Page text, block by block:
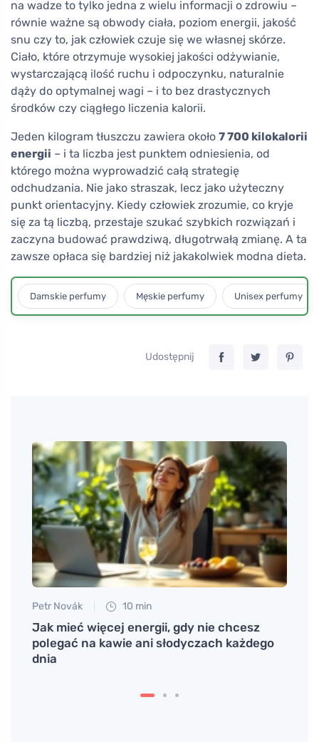
na wadze to tylko jedna z wielu informacji o zdrowiu –
równie ważne są obwody ciała, poziom energii, jakość
snu czy to, jak człowiek czuje się we własnej skórze.
Ciało, które otrzymuje wysokiej jakości odżywianie,
wystarczającą ilość ruchu i odpoczynku, naturalnie
dąży do optymalnej wagi – i to bez drastycznych
środków czy ciągłego liczenia kalorii.
Jeden kilogram tłuszczu zawiera około 7 700 kilokalorii
energii – i ta liczba jest punktem odniesienia, od
którego można wyprowadzić całą strategię
odchudzania. Nie jako straszak, lecz jako użyteczny
punkt orientacyjny. Kiedy człowiek zrozumie, co kryje
się za tą liczbą, przestaje szukać szybkich rozwiązań i
zaczyna budować prawdziwą, długotrwałą zmianę. A ta
zawsze opłaca się bardziej niż jakakolwiek modna dieta.
Damskie perfumy Męskie perfumy Unisex perfumy
Udostępnij
Petr Novák 10 min
Jak mieć więcej energii, gdy nie chcesz
polegać na kawie ani słodyczach każdego
dnia